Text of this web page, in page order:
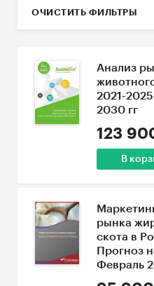
ОЧИСТИТЬ ФИЛЬТРЫ
Анализ
2021-
2030 гг
123
В
рынка
скота в
Прогноз
Февраль